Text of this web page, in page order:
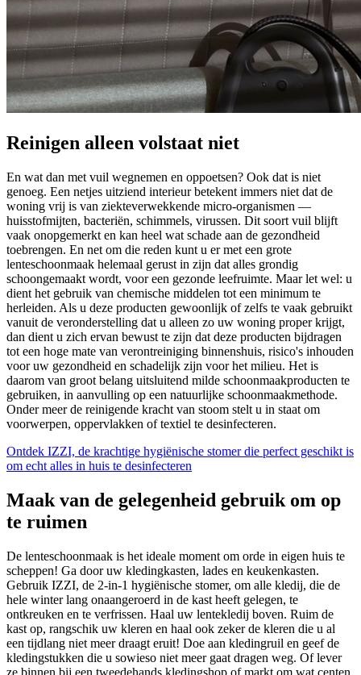
Reinigen alleen volstaat niet
En wat dan met vuil wegnemen en oppoetsen? Ook dat is niet
genoeg. Een netjes uitziend interieur betekent immers niet dat de
woning vrij is van ziekteverwekkende micro-organismen —
huisstofmijten, bacteriën, schimmels, virussen. Dit soort vuil blijft
vaak onopgemerkt en kan heel wat schade aan de gezondheid
toebrengen. En net om die reden kunt u er met een grote
lenteschoonmaak helemaal gerust in zijn dat alles grondig
schoongemaakt wordt, voor een gezonde leefruimte. Maar let wel: u
dient het gebruik van chemische middelen tot een minimum te
herleiden. Als u deze producten gewoonlijk of zelfs te vaak gebruikt
vanuit de veronderstelling dat u alleen zo uw woning proper krijgt,
dan dient u zich ervan bewust te zijn dat deze producten bijdragen
tot een hoge mate van verontreiniging binnenshuis, risico's inhouden
voor uw gezondheid en schadelijk zijn voor het milieu. Het is
daarom van groot belang uitsluitend milde schoonmaakproducten te
gebruiken, in aanvulling op een natuurlijke schoonmaakmethode.
Onder meer de reinigende kracht van stoom stelt u in staat om
voorwerpen, oppervlakken of textiel te desinfecteren.
Ontdek IZZI, de krachtige hygiënische stomer die perfect geschikt is
om echt alles in huis te desinfecteren
Maak van de gelegenheid gebruik om op
te ruimen
De lenteschoonmaak is het ideale moment om orde in eigen huis te
scheppen! Ga door uw kledingkasten, lades en keukenkasten.
Gebruik IZZI, de 2-in-1 hygiënische stomer, om alle kledij, die de
hele winter lang onaangeroerd in de kast heeft gelegen, te
ontkreuken en te verfrissen. Haal uw lentekledij boven. Ruim de
kast op, rangschik uw kleren en haal ook zeker de kleren die u al
een tijdlang niet meer draagt eruit! Doe aan kledingruil en geef de
kledingstukken die u sowieso niet meer gaat dragen weg. Of lever
ze binnen bij een tweedehands kledingshop of markt om wat centen